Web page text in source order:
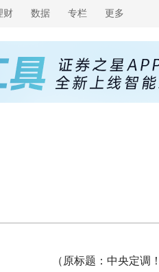
财 数据 专栏 更多
（原标题：中央定调